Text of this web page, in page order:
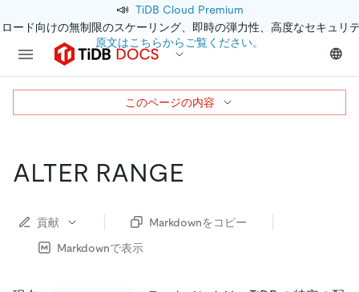
📣 TiDB Cloud Premium
ード向けの無制限のスケーリング、即時の弾力性、高度なセキュリ
原文はこちらからご覧ください。
ALTER RANGE
貢献
Markdownをコピー
Markdownで表示
このページの内容